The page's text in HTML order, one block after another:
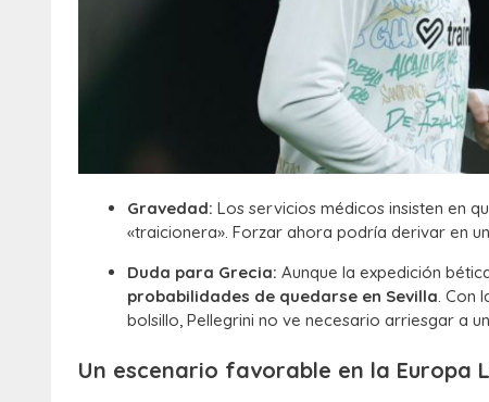
Gravedad: Los servicios médicos insisten en
«traicionera». Forzar ahora podría derivar en
Duda para Grecia: Aunque la expedición
probabilidades de quedarse en Sevilla. Con
bolsillo, Pellegrini no ve necesario arriesgar a
Un escenario favorable en la Europa